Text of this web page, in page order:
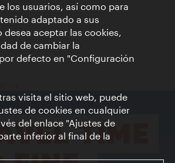
datos
los usuarios, así como para
adaptado a sus
desea aceptar las cookies,
de cambiar la
defecto en "Configuración
visita el sitio web, puede
de cookies en cualquier
del enlace "Ajustes de
inferior al final de la